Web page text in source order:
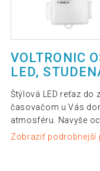
VOLTRONIC
LED,
Štýlová LED reťaz do
časovačom u Vás
atmosféru. Navyše
Zobraziť podrobnejší